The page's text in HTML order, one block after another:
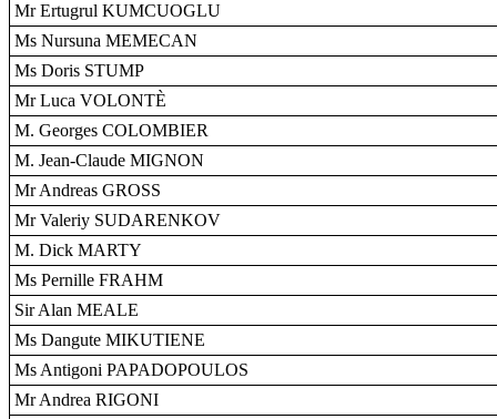
Mr Ertugrul KUMCUOGLU
Ms Nursuna MEMECAN
Ms Doris STUMP
Mr Luca VOLONTÈ
M. Georges COLOMBIER
M. Jean-Claude MIGNON
Mr Andreas GROSS
Mr Valeriy SUDARENKOV
M. Dick MARTY
Ms Pernille FRAHM
Sir Alan MEALE
Ms Dangute MIKUTIENE
Ms Antigoni PAPADOPOULOS
Mr Andrea RIGONI